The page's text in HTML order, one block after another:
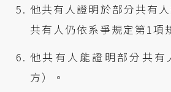
他共有人證明於部分共有
共有人仍依系爭規定第1項
他共有人能證明部分共
方）。